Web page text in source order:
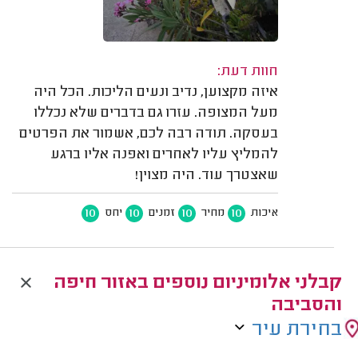
חוות דעת:
איזה מקצוען, נדיב ונעים הליכות. הכל היה
מעל המצופה. עזרו גם בדברים שלא נכללו
בעסקה. תודה רבה לכם, אשמור את הפרטים
להמליץ עליו לאחרים ואפנה אליו ברגע
שאצטרך עוד. היה מצוין!
איכות 10 מחיר 10 זמנים 10 יחס 10
קבלני אלומיניום נוספים באזור חיפה
והסביבה
בחירת עיר